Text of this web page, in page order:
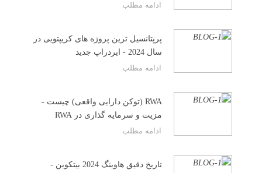
ادامه مطلب
پرپتانسیل ترین پروژه های کریپتویی در
سال 2024 - ایردراپ جدید
ادامه مطلب
RWA (توکن دارایی واقعی) چیست -
مزیت و سرمایه گذاری در RWA
ادامه مطلب
تاریخ دقیق هاوینگ 2024 بیتکوین -